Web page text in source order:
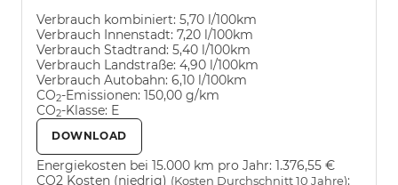
Verbrauch kombiniert: 5,70 l/100km
Verbrauch Innenstadt: 7,20 l/100km
Verbrauch Stadtrand: 5,40 l/100km
Verbrauch Landstraße: 4,90 l/100km
Verbrauch Autobahn: 6,10 l/100km
CO2-Emissionen: 150,00 g/km
CO2-Klasse: E
DOWNLOAD
Energiekosten bei 15.000 km pro Jahr: 1.376,55 €
CO2 Kosten (niedrig) (Kosten Durchschnitt 10 Jahre):